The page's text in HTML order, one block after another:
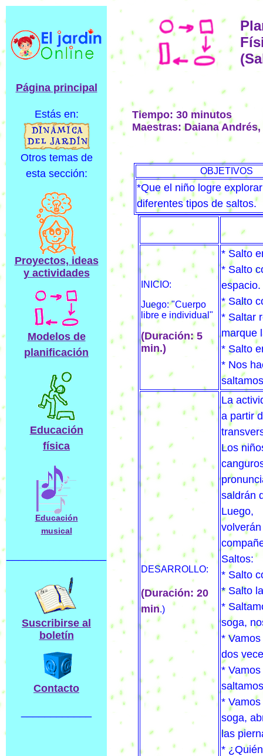
Página principal
Estás en:
Otros temas de
esta sección:
Proyectos, ideas
y actividades
Modelos de
planificación
Educación
física
Educación
musical
Suscribirse al
boletín
Contacto
Tiempo: 30 minutos
Maestras: Daiana
OBJETIVOS
*Que el niño logre
diferentes tipos de saltos.
INICIO:
Juego: "Cuerpo
libre e individual"
(Duración: 5
min.)
* Salto
* Salto
espacio.
* Salto
* Saltar
marque
* Salto
* Nos
DESARROLLO:
(Duración: 20
min.)
La
a partir
Los
saldrán
Luego,
Saltos:
* Salto
* Salto
*
soga,
*
dos
*
*
soga,
las
*